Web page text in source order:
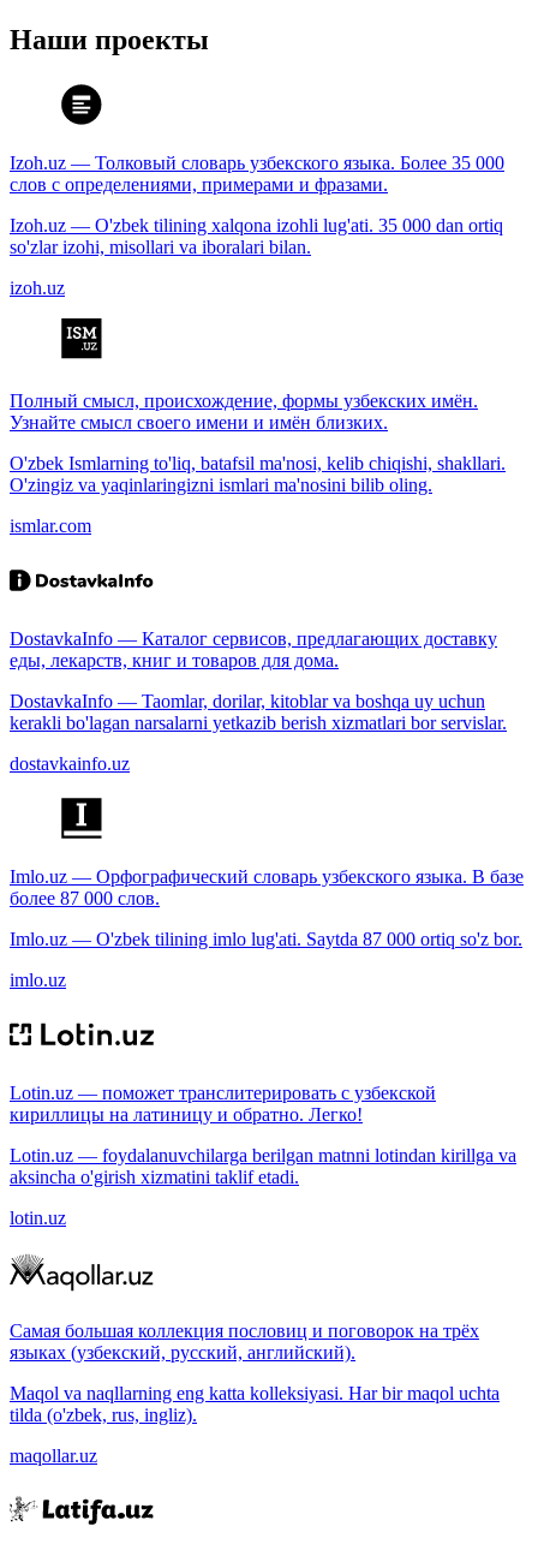
Наши проекты
Izoh.uz — Толковый словарь узбекского языка. Более 35 000
слов с определениями, примерами и фразами.
Izoh.uz — O'zbek tilining xalqona izohli lug'ati. 35 000 dan ortiq
so'zlar izohi, misollari va iboralari bilan.
izoh.uz
Полный смысл, происхождение, формы узбекских имён.
Узнайте смысл своего имени и имён близких.
O'zbek Ismlarning to'liq, batafsil ma'nosi, kelib chiqishi, shakllari.
O'zingiz va yaqinlaringizni ismlari ma'nosini bilib oling.
ismlar.com
DostavkaInfo — Каталог сервисов, предлагающих доставку
еды, лекарств, книг и товаров для дома.
DostavkaInfo — Taomlar, dorilar, kitoblar va boshqa uy uchun
kerakli bo'lagan narsalarni yetkazib berish xizmatlari bor servislar.
dostavkainfo.uz
Imlo.uz — Орфографический словарь узбекского языка. В базе
более 87 000 слов.
Imlo.uz — O'zbek tilining imlo lug'ati. Saytda 87 000 ortiq so'z bor.
imlo.uz
Lotin.uz — поможет транслитерировать с узбекской
кириллицы на латиницу и обратно. Легко!
Lotin.uz — foydalanuvchilarga berilgan matnni lotindan kirillga va
aksincha o'girish xizmatini taklif etadi.
lotin.uz
Самая большая коллекция пословиц и поговорок на трёх
языках (узбекский, русский, английский).
Maqol va naqllarning eng katta kolleksiyasi. Har bir maqol uchta
tilda (o'zbek, rus, ingliz).
maqollar.uz